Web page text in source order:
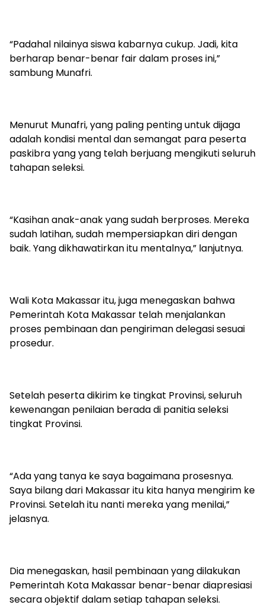
“Padahal nilainya siswa kabarnya cukup. Jadi, kita
berharap benar-benar fair dalam proses ini,”
sambung Munafri.
Menurut Munafri, yang paling penting untuk dijaga
adalah kondisi mental dan semangat para peserta
paskibra yang yang telah berjuang mengikuti seluruh
tahapan seleksi.
“Kasihan anak-anak yang sudah berproses. Mereka
sudah latihan, sudah mempersiapkan diri dengan
baik. Yang dikhawatirkan itu mentalnya,” lanjutnya.
Wali Kota Makassar itu, juga menegaskan bahwa
Pemerintah Kota Makassar telah menjalankan
proses pembinaan dan pengiriman delegasi sesuai
prosedur.
Setelah peserta dikirim ke tingkat Provinsi, seluruh
kewenangan penilaian berada di panitia seleksi
tingkat Provinsi.
“Ada yang tanya ke saya bagaimana prosesnya.
Saya bilang dari Makassar itu kita hanya mengirim ke
Provinsi. Setelah itu nanti mereka yang menilai,”
jelasnya.
Dia menegaskan, hasil pembinaan yang dilakukan
Pemerintah Kota Makassar benar-benar diapresiasi
secara objektif dalam setiap tahapan seleksi.